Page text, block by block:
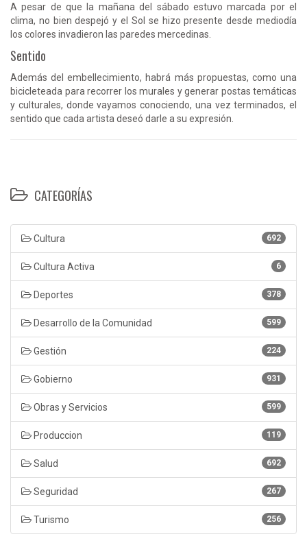
A pesar de que la mañana del sábado estuvo marcada por el
clima, no bien despejó y el Sol se hizo presente desde mediodía
los colores invadieron las paredes mercedinas.
Sentido
Además del embellecimiento, habrá más propuestas, como una
bicicleteada para recorrer los murales y generar postas temáticas
y culturales, donde vayamos conociendo, una vez terminados, el
sentido que cada artista deseó darle a su expresión.
CATEGORÍAS
692
Cultura
6
Cultura Activa
378
Deportes
599
Desarrollo de la Comunidad
224
Gestión
931
Gobierno
599
Obras y Servicios
119
Produccion
692
Salud
267
Seguridad
256
Turismo